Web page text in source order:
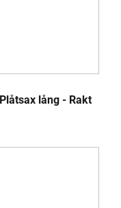
lång - Rakt